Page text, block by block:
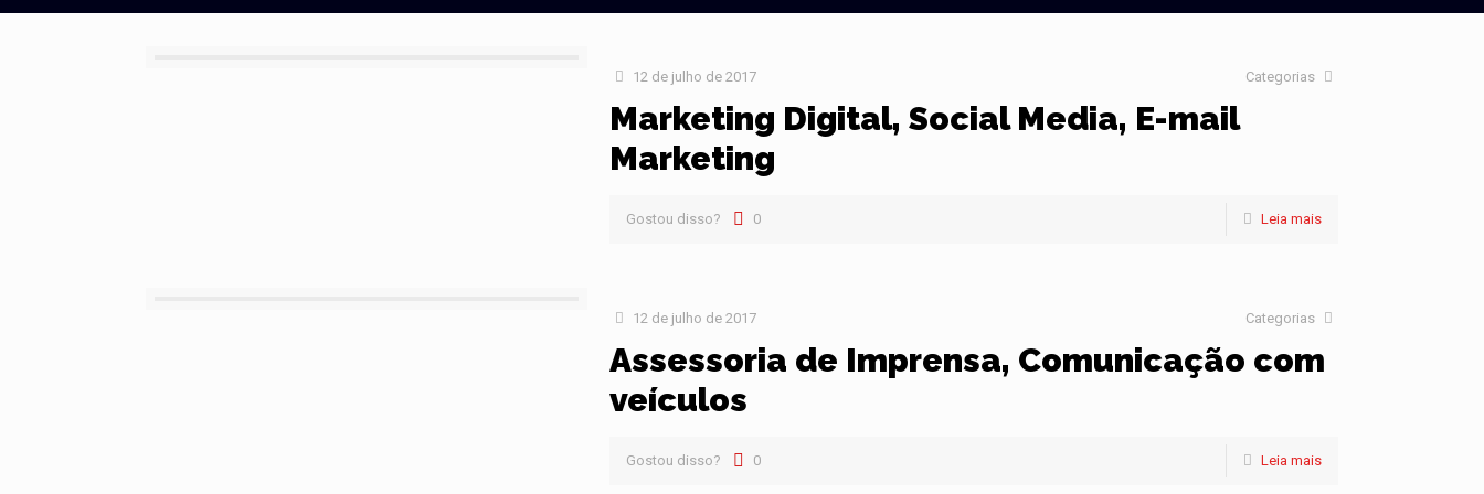
12 de julho de 2017 Categorias
Marketing Digital, Social Media, E-mail
Marketing
Gostou disso? 0 Leia mais
12 de julho de 2017 Categorias
Assessoria de Imprensa, Comunicação com
veículos
Gostou disso? 0 Leia mais